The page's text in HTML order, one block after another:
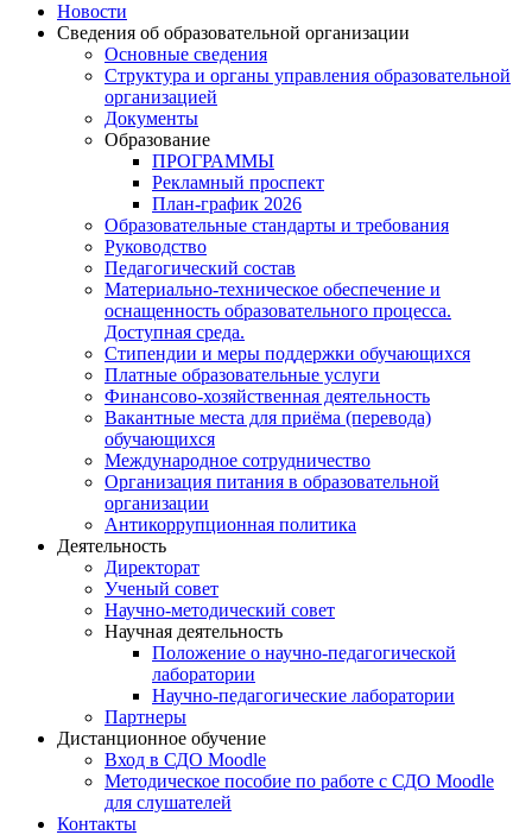
Новости
Сведения об образовательной организации
Основные сведения
Структура и органы управления образовательной
организацией
Документы
Образование
ПРОГРАММЫ
Рекламный проспект
План-график 2026
Образовательные стандарты и требования
Руководство
Педагогический состав
Материально-техническое обеспечение и
оснащенность образовательного процесса.
Доступная среда.
Стипендии и меры поддержки обучающихся
Платные образовательные услуги
Финансово-хозяйственная деятельность
Вакантные места для приёма (перевода)
обучающихся
Международное сотрудничество
Организация питания в образовательной
организации
Антикоррупционная политика
Деятельность
Директорат
Ученый совет
Научно-методический совет
Научная деятельность
Положение о научно-педагогической
лаборатории
Научно-педагогические лаборатории
Партнеры
Дистанционное обучение
Вход в СДО Moodle
Методическое пособие по работе с СДО Moodle
для слушателей
Контакты